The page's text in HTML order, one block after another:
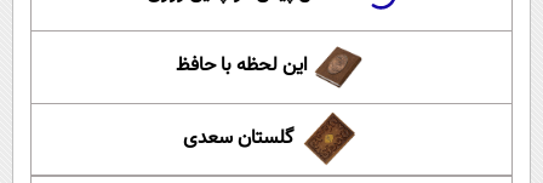
این لحظه با حافظ
گلستان سعدی